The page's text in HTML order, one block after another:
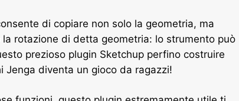
di copiare non solo la geometria, ma
rotazione di detta geometria: lo strumento può
prezioso plugin Sketchup perfino costruire
Jenga diventa un gioco da ragazzi!